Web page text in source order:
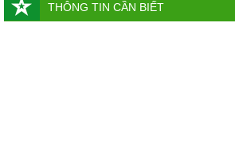
THÔNG TIN CẦN BIẾT